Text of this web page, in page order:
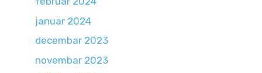
januar 2024
decembar 2023
novembar 2023